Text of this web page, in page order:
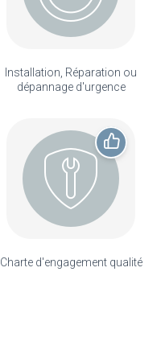
Installation, Réparation ou
dépannage d'urgence
Charte d'engagement qualité